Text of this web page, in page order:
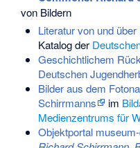
von Bildern
Literatur von und
Katalog der
Geschichtlichem
Deutschen
Bilder aus dem
Schirrmanns
im
Medienzentrums für
Objektportal